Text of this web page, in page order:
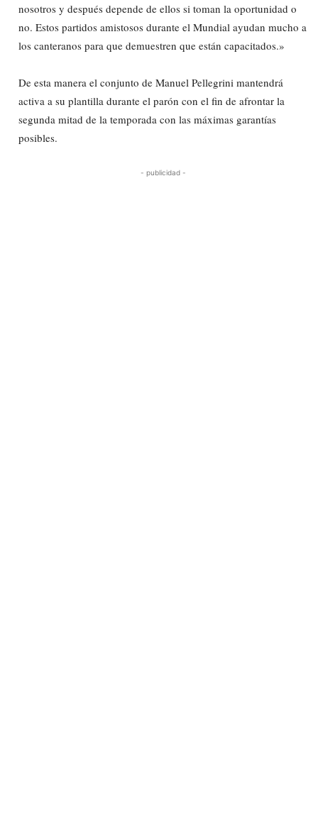
nosotros y después depende de ellos si toman la oportunidad o
no. Estos partidos amistosos durante el Mundial ayudan mucho a
los canteranos para que demuestren que están capacitados.»
De esta manera el conjunto de Manuel Pellegrini mantendrá
activa a su plantilla durante el parón con el fin de afrontar la
segunda mitad de la temporada con las máximas garantías
posibles.
- publicidad -